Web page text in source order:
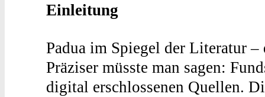
Einleitung
Padua im Spiegel der Literatur
Präziser müsste man sagen:
digital erschlossenen Quellen.